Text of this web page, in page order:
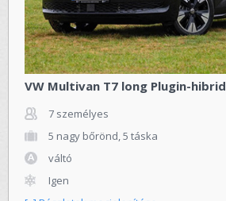
VW Multivan T7 long Plugin-hibrid
7 személyes
5 nagy bőrönd, 5 táska
váltó
Igen